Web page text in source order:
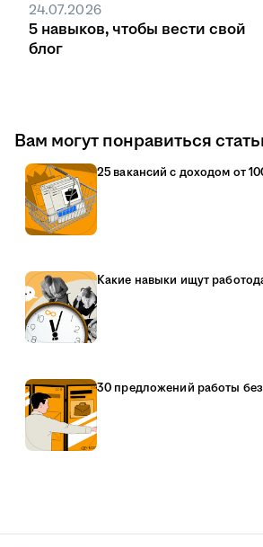
24.07.2026
5 навыков, чтобы вести свой
блог
Вам могут понравиться
25 вакансий с доходом от
Какие навыки ищут
30 предложений работы